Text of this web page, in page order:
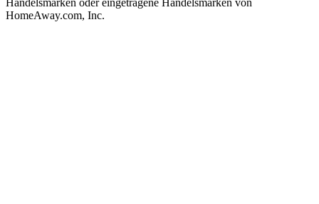
Handelsmarken oder eingetragene Handelsmarken von
HomeAway.com, Inc.